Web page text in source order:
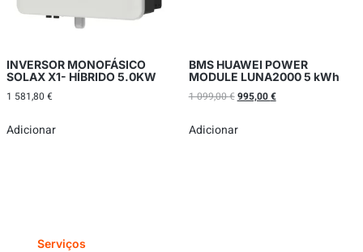
INVERSOR MONOFÁSICO
SOLAX X1- HÍBRIDO 5.0KW
1 581,80 €
Adicionar
BMS HUAWEI POWER
MODULE LUNA2000 5 kWh
1 099,00€995,00€
Adicionar
Serviços